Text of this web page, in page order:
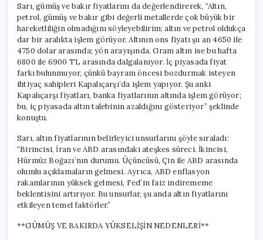
Sarı, gümüş ve bakır fiyatlarını da değerlendirerek, “Altın,
petrol, gümüş ve bakır gibi değerli metallerde çok büyük bir
hareketliliğin olmadığını söyleyebilirim; altın ve petrol oldukça
dar bir aralıkta işlem görüyor. Altının ons fiyatı şu an 4650 ile
4750 dolar arasında; yön arayışında. Gram altın ise bu hafta
6800 ile 6900 TL arasında dalgalanıyor. İç piyasada fiyat
farkı bulunmuyor, çünkü bayram öncesi bozdurmak isteyen
ihtiyaç sahipleri Kapalıçarşı’da işlem yapıyor. Şu anki
Kapalıçarşı fiyatları, banka fiyatlarının altında işlem görüyor;
bu, iç piyasada altın talebinin azaldığını gösteriyor” şeklinde
konuştu.
Sarı, altın fiyatlarının belirleyici unsurlarını şöyle sıraladı:
“Birincisi, İran ve ABD arasındaki ateşkes süreci. İkincisi,
Hürmüz Boğazı’nın durumu. Üçüncüsü, Çin ile ABD arasında
olumlu açıklamaların gelmesi. Ayrıca, ABD enflasyon
rakamlarının yüksek gelmesi, Fed’in faiz indirememe
beklentisini artırıyor. Bu unsurlar, şu anda altın fiyatlarını
etkileyen temel faktörler.”
**GÜMÜŞ VE BAKIRDA YÜKSELİŞİN NEDENLERİ**